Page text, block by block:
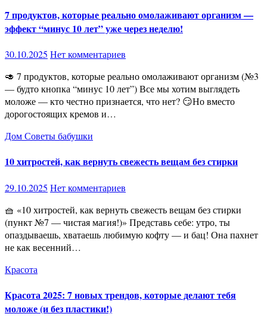
7 продуктов, которые реально омолаживают организм —
эффект “минус 10 лет” уже через неделю!
30.10.2025 Нет комментариев
🥑 7 продуктов, которые реально омолаживают организм (№3
— будто кнопка “минус 10 лет”) Все мы хотим выглядеть
моложе — кто честно признается, что нет? 😏Но вместо
дорогостоящих кремов и…
ДомСоветы бабушки
10 хитростей, как вернуть свежесть вещам без стирки
29.10.2025 Нет комментариев
🧺 «10 хитростей, как вернуть свежесть вещам без стирки
(пункт №7 — чистая магия!)» Представь себе: утро, ты
опаздываешь, хватаешь любимую кофту — и бац! Она пахнет
не как весенний…
Красота
Красота 2025: 7 новых трендов, которые делают тебя
моложе (и без пластики!)